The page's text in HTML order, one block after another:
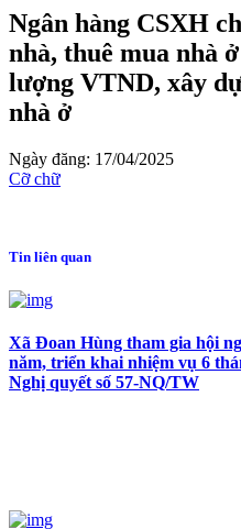
Ngân hàng CSXH
nhà, thuê mua nhà
lượng VTND, xây
nhà ở
Ngày đăng: 17/04/2025
Cỡ chữ
Tin liên quan
Xã Đoan Hùng tham gia hội
năm, triển khai nhiệm vụ 6
Nghị quyết số 57-NQ/TW